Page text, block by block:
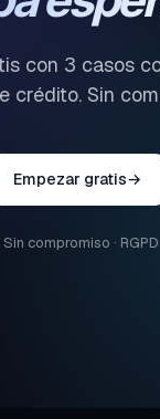
con 3 casos
crédito. Sin
Empezar gratis→
compromiso · RGPD